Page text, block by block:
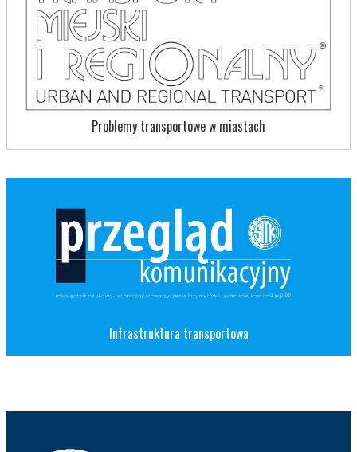
Problemy transportowe w miastach
Infrastruktura transportowa